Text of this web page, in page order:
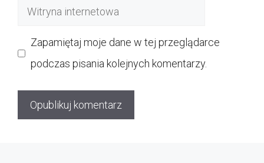
Witryna
Zapamiętaj moje dane w tej przeglądarce
podczas pisania kolejnych komentarzy.